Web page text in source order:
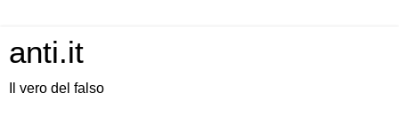
anti.it
Il vero del falso